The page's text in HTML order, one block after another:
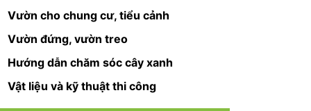
Vườn cho chung cư, tiểu cảnh
Vườn đứng, vườn treo
Hướng dẫn chăm sóc cây xanh
Vật liệu và kỹ thuật thi công